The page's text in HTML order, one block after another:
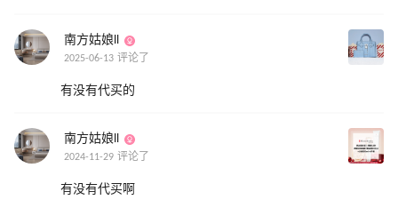
南方姑娘ll
2025-06-13 评论了
有没有代买的
南方姑娘ll
2024-11-29 评论了
有没有代买啊